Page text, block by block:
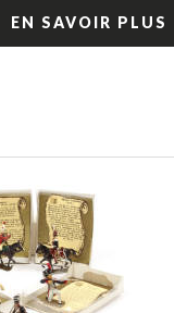
EN SAVOIR PLUS